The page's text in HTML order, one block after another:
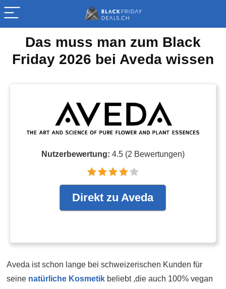
Das muss man zum Black
Friday 2026 bei Aveda wissen
Nutzerbewertung: 4.5 (2 Bewertungen)
Direkt zu Aveda
Aveda ist schon lange bei schweizerischen Kunden für
seine natürliche Kosmetik beliebt ,die auch 100% vegan